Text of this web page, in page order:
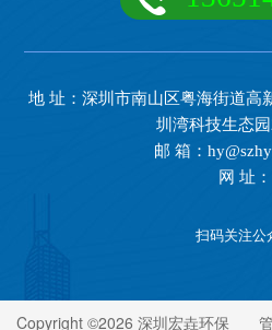
地 址：深圳市南山区粤海街道高
圳湾科技生态
邮 箱：
网 址：
扫码关注公
Copyright ©2026 深圳宏垚环保